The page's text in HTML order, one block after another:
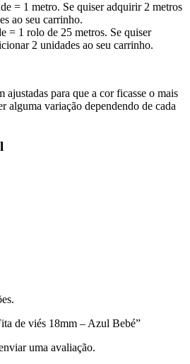
= 1 metro. Se quiser adquirir 2 metros
ao seu carrinho.
= 1 rolo de 25 metros. Se quiser
2 unidades ao seu carrinho.
para que a cor ficasse o mais
alguma variação dependendo de cada
de viés 18mm – Azul Bebé”
uma avaliação.